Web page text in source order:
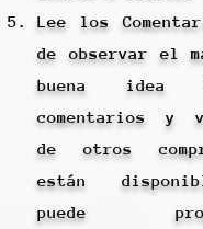
Lee los
de observar el
buena
comentarios y
de otros
están
puede